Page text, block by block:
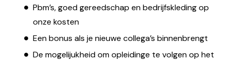
Pbm’s, goed gereedschap en bedrijfskleding op
onze kosten
Een bonus als je nieuwe collega’s binnenbrengt
De mogelijukheid om opleidinge te volgen op het